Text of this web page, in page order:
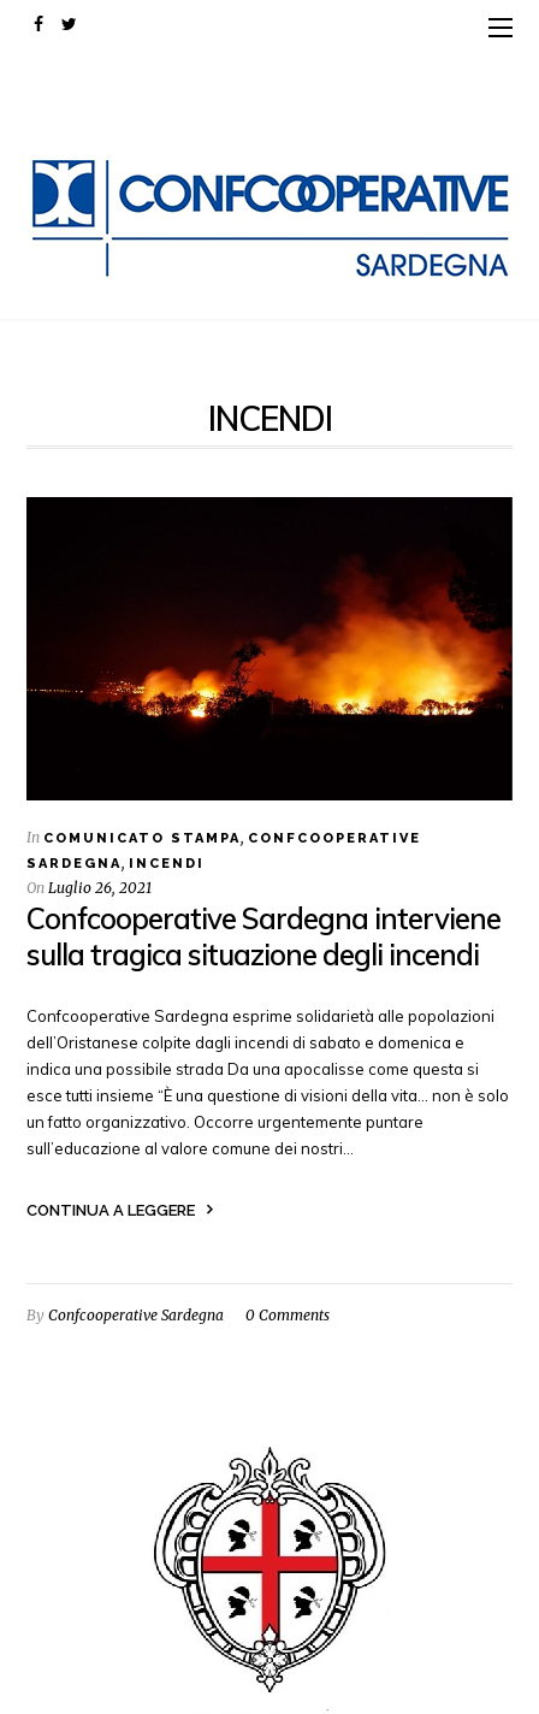
INCENDI
In COMUNICATO STAMPA, CONFCOOPERATIVE
SARDEGNA, INCENDI
On Luglio 26, 2021
Confcooperative Sardegna interviene
sulla tragica situazione degli incendi
Confcooperative Sardegna esprime solidarietà alle popolazioni
dell’Oristanese colpite dagli incendi di sabato e domenica e
indica una possibile strada Da una apocalisse come questa si
esce tutti insieme “È una questione di visioni della vita… non è solo
un fatto organizzativo. Occorre urgentemente puntare
sull’educazione al valore comune dei nostri…
CONTINUA A LEGGERE
ByConfcooperative Sardegna 0 Comments